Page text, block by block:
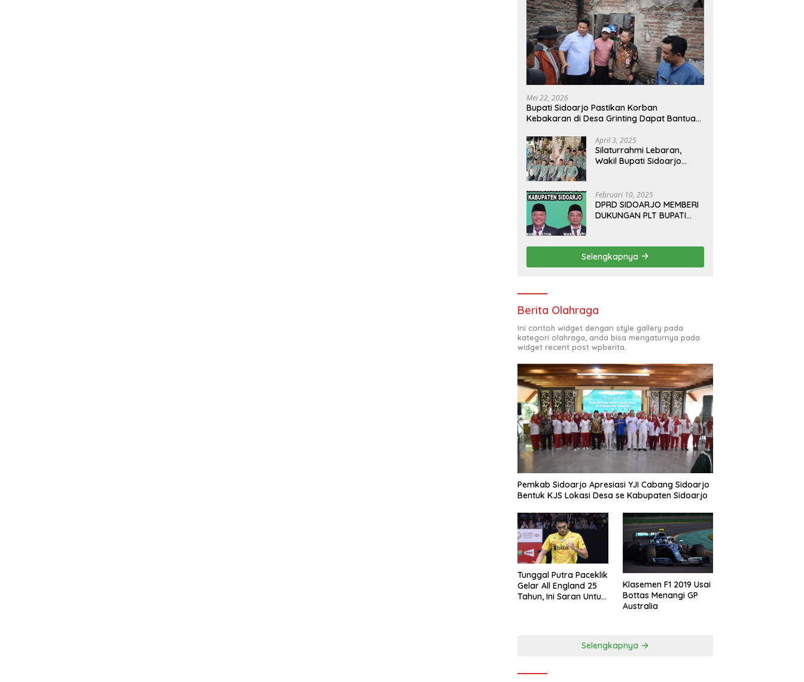
Mei 22, 2026
Bupati Sidoarjo Pastikan Korban
Kebakaran di Desa Grinting Dapat Bantuan
April 3, 2025
Silaturrahmi Lebaran,
Wakil Bupati Sidoarjo
Februari 10, 2025
DPRD SIDOARJO MEMBERI
DUKUNGAN PLT BUPATI
OUTDOOR LEARNING
(ODL) TK, PAUD, SD,
SMP/MTS KELUAR KOTA
Selengkapnya
Berita Olahraga
Ini contoh widget dengan style gallery pada
kategori olahraga, anda bisa mengaturnya pada
widget recent post wpberita.
Pemkab Sidoarjo Apresiasi YJI Cabang Sidoarjo
Bentuk KJS Lokasi Desa se Kabupaten Sidoarjo
Tunggal Putra Paceklik
Gelar All England 25
Tahun, Ini Saran Untuk
Klasemen F1 2019 Usai
Bottas Menangi GP
Australia
Selengkapnya